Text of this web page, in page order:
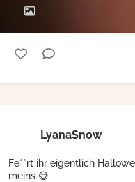
LyanaSnow
Fe**rt ihr eigentlich
meins 😅